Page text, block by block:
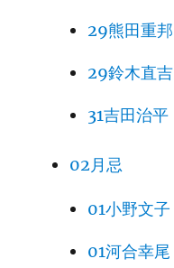
29熊田重邦
29鈴木直吉
31吉田治平
02月忌
01小野文子
01河合幸尾